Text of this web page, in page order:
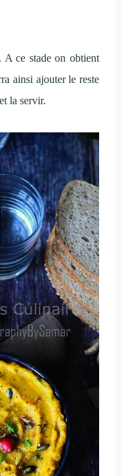
A ce stade on obtient
ainsi ajouter le reste
la servir.